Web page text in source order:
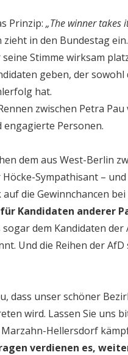
Prinzip: „The winner takes
in den Bundestag
Stimme wirksam
geben, der sowohl
hat.
zwischen Petra
engagierte Personen.
dem aus West-Berlin
Sympathisant –
die Gewinnchancen bei
Kandidaten anderer
dem Kandidaten der
Und die Reihen der AfD
dass unser schöner
wird. Lassen Sie uns
Hellersdorf
verdienen es,